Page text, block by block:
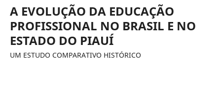
A EVOLUÇÃO DA EDUCAÇÃO
PROFISSIONAL NO BRASIL E NO
ESTADO DO PIAUÍ
UM ESTUDO COMPARATIVO HISTÓRICO